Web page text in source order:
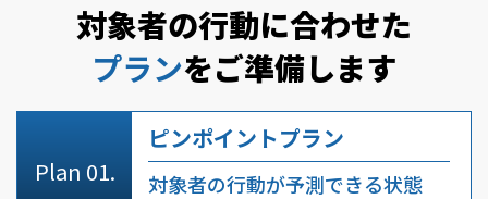
対象者の行動に合わせた
プランをご準備します
ピンポイントプラン
対象者の行動が予測できる状態